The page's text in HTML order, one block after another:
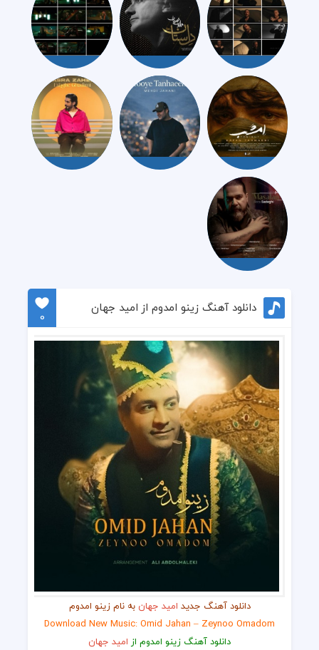
دانلود آهنگ زینو امدوم از امید جهان
0
دانلود آهنگ جدید امید جهان به نام زینو امدوم
Download New Music: Omid Jahan – Zeynoo Omadom
دانلود آهنگ زینو امدوم از امید جهان